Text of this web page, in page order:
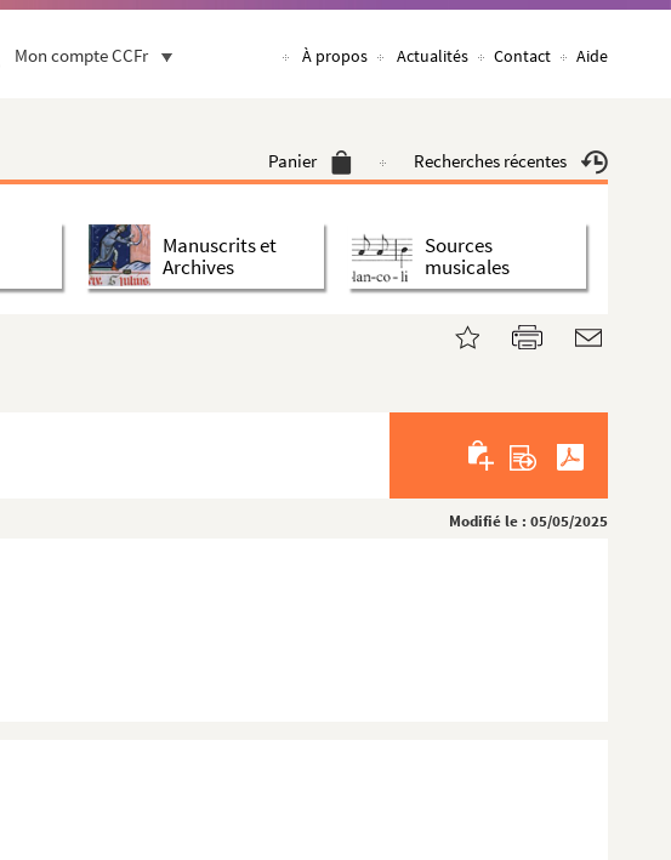
Mon compte CCFr À propos Actualités Contact Aide
Panier Recherches récentes
Manuscrits et
Archives
Sources
musicales
Modifié le : 05/05/2025